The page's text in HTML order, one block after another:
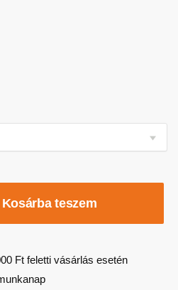
Kosárba teszem
Ft feletti vásárlás esetén